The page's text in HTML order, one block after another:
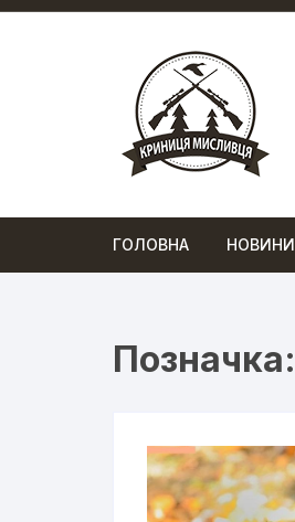
Перейти
ГОЛОВНА НОВИНИ
Позначка: